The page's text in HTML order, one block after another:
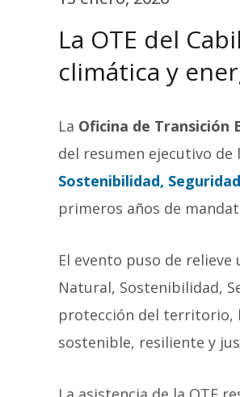
La OTE del
climática y
La Oficina de Transición
del resumen ejecutivo de
Sostenibilidad,
primeros años de
El evento puso de relieve
Natural, Sostenibilidad,
protección del territorio,
sostenible, resiliente y